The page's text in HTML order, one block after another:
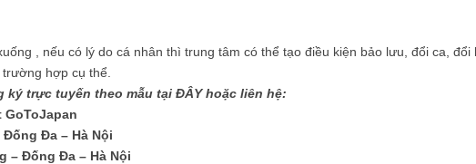
, nếu có lý do cá nhân thì trung tâm có thể tạo điều kiện bảo lưu, đổi ca, đổi
hợp cụ thể.
ký trực tuyến theo mẫu tại ĐÂYhoặc liên hệ:
GoToJapan
Đa – Hà Nội
– Đống Đa – Hà Nội